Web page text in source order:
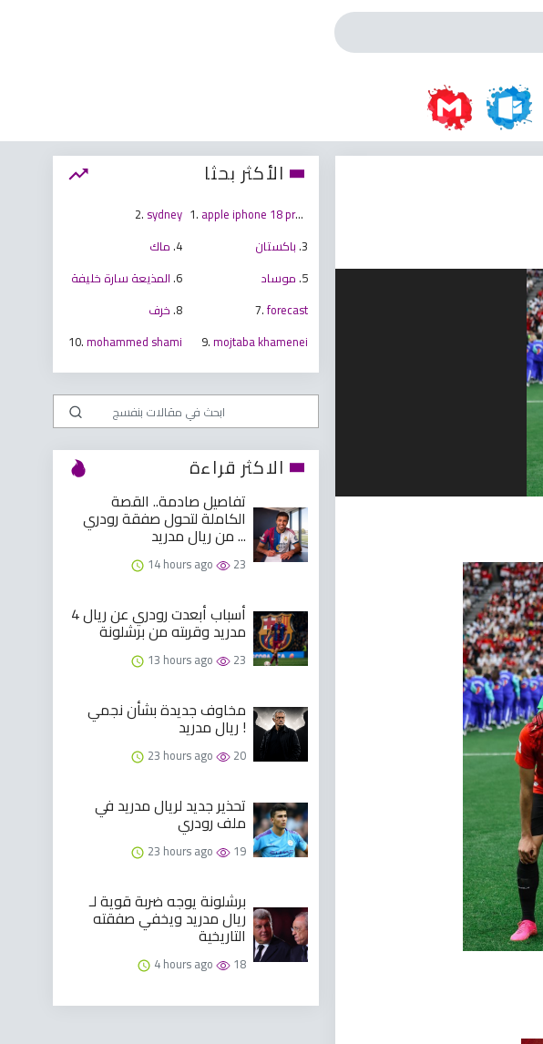
الأكثر بحثا
1. apple iphone 18 pro max
2. sydney
3. باكستان 4. ماك
5. موساد 6. المذيعة سارة خليفة
7.forecast
8. خرف
9.mojtaba khamenei
10.mohammed shami
الاكثر قراءة
تفاصيل صادمة.. القصة
الكاملة لتحول صفقة رودري
من ريال مدريد ...
14 hours ago 23
4 أسباب أبعدت رودري عن ريال
مدريد وقربته من برشلونة
13 hours ago 23
مخاوف جديدة بشأن نجمي
ريال مدريد !
23 hours ago 20
تحذير جديد لريال مدريد في
ملف رودري
23 hours ago 19
برشلونة يوجه ضربة قوية لـ
ريال مدريد ويخفي صفقته
التاريخية
4 hours ago 18